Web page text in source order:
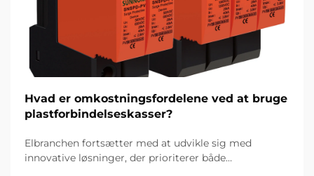
Hvad er omkostningsfordelene ved at bruge
plastforbindelseskasser?
Elbranchen fortsætter med at udvikle sig med
innovative løsninger, der prioriterer både